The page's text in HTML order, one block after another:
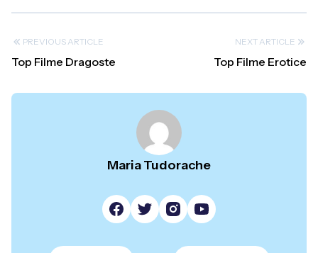
PREVIOUS ARTICLE
Top Filme Dragoste
NEXT ARTICLE
Top Filme Erotice
Maria Tudorache